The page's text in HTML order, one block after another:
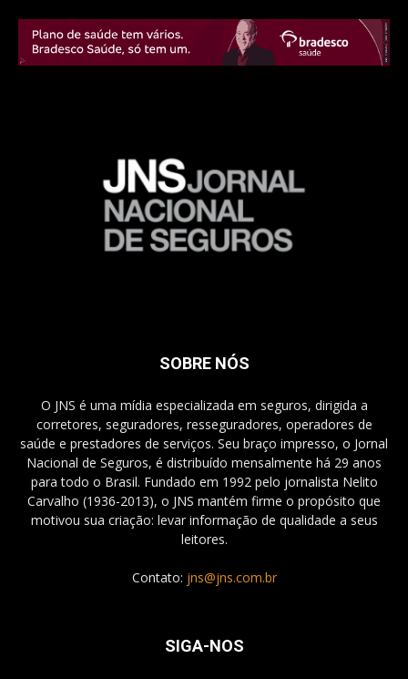
SOBRE NÓS
O JNS é uma mídia especializada em seguros, dirigida a
corretores, seguradores, resseguradores, operadores de
saúde e prestadores de serviços. Seu braço impresso, o Jornal
Nacional de Seguros, é distribuído mensalmente há 29 anos
para todo o Brasil. Fundado em 1992 pelo jornalista Nelito
Carvalho (1936-2013), o JNS mantém firme o propósito que
motivou sua criação: levar informação de qualidade a seus
leitores.
Contato: jns@jns.com.br
SIGA-NOS